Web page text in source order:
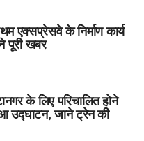
एक्सप्रेसवे के निर्माण कार्य
पूरी खबर
के लिए परिचालित होने
उद्घाटन, जाने ट्रेन की